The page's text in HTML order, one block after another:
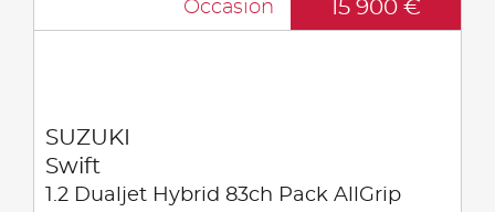
Occasion 15 900 €
SUZUKI
Swift
1.2 Dualjet Hybrid 83ch Pack AllGrip